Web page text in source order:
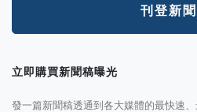
刊登新
立即購買新聞稿曝光
發一篇新聞稿透通到各大媒體的最快速、